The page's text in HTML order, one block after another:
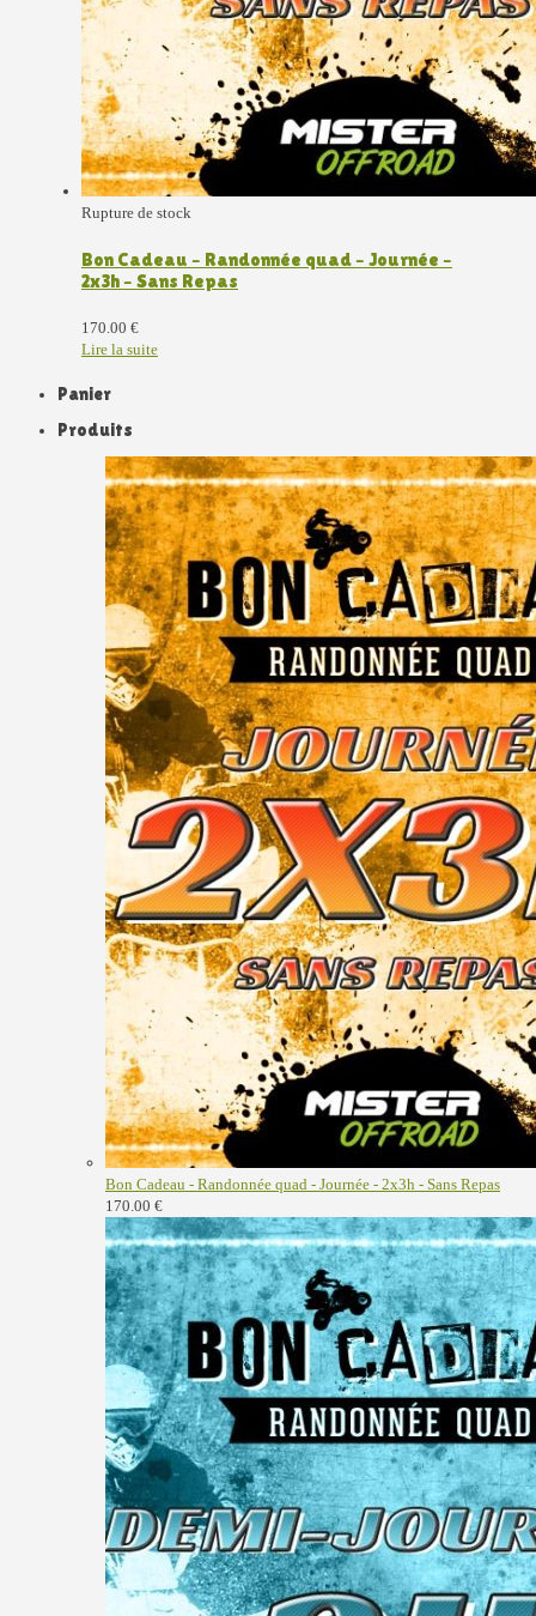
Rupture de stock
Bon Cadeau – Randonnée quad – Journée –
2x3h – Sans Repas
170.00 €
Lire la suite
Panier
Produits
Bon Cadeau - Randonnée quad - Journée - 2x3h - Sans Repas
170.00 €